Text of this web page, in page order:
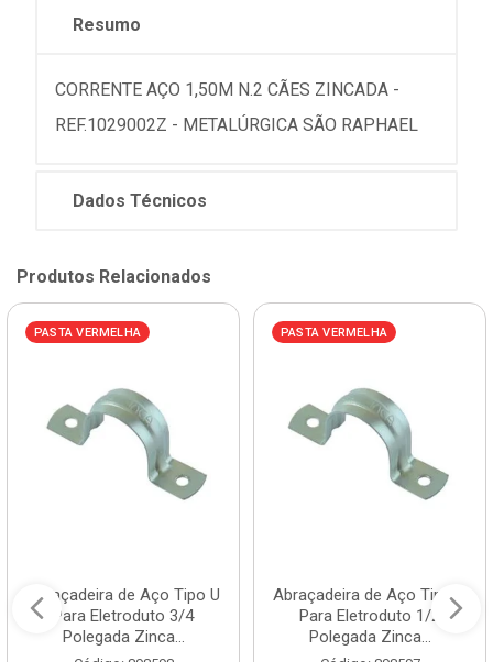
Resumo
CORRENTE AÇO 1,50M N.2 CÃES ZINCADA -
REF.1029002Z - METALÚRGICA SÃO RAPHAEL
Dados Técnicos
Produtos Relacionados
PASTA VERMELHA
Abraçadeira de Aço Tipo U
Para Eletroduto 3/4
Polegada Zinca...
PASTA VERMELHA
Abraçadeira de Aço Tipo U
Para Eletroduto 1/2
Polegada Zinca...